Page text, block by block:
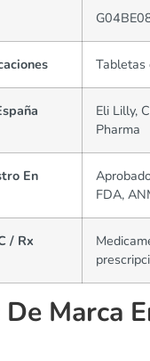
Tabletas
Eli Lilly,
Pharma
En
FDA,
/ Rx
Marca